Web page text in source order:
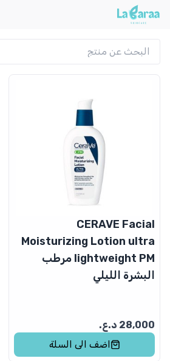
CERAVE Facial
Moisturizing Lotion ultra
lightweight PM مرطب
البشرة الليلي
28,000 د.ع.
اضف الى السلة